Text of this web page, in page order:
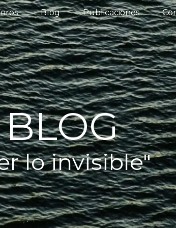
Blog Publicaciones
BLOG
lo invisible"
Foros Blog
Publicaciones
Actualidad Contacto